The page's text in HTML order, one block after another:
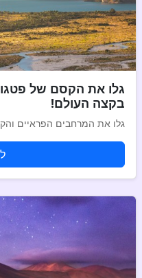
גלו את הקסם של
בקצה העולם!
גלו את המרחבים הפראיים